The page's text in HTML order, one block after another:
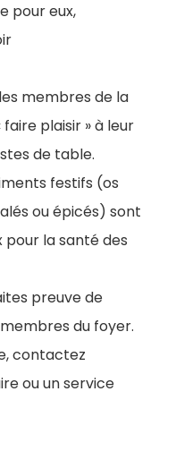
pour eux,
membres de la
plaisir » à leur
de table.
festifs (os
ou épicés) sont
pour la santé des
preuve de
du foyer.
contactez
ou un service